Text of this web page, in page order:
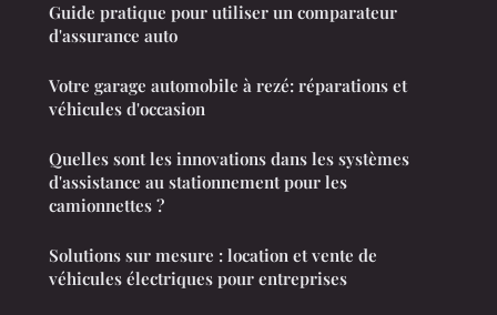
Guide pratique pour utiliser un comparateur
d'assurance auto
Votre garage automobile à rezé: réparations et
véhicules d'occasion
Quelles sont les innovations dans les systèmes
d'assistance au stationnement pour les
camionnettes ?
Solutions sur mesure : location et vente de
véhicules électriques pour entreprises